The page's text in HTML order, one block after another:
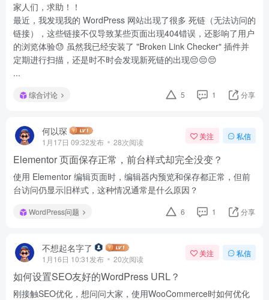
家人们，求助！！
最近，我发现我的 WordPress 网站出现了很多 死链（无法访问的
链接），这些链接不仅导致某些页面出现404错误，还影响了用户
的浏览体验😓 虽然我已经安装了 "Broken Link Checker" 插件并
定期进行扫描，还是时不时会发现新死链的出现😔😔😔
...
综合讨论 5 1 分享
何以琛
1月17日 09:32发布 28次阅读
关注 私信
Elementor 页面保存正常，前台样式却完全没变？
使用 Elementor 编辑页面时，编辑器内预览和保存都正常，但前
台访问仍显示旧样式，这种情况通常是什么原因？
WordPress问题 6 1 分享
不想起名字了
1月16日 10:31发布 20次阅读
关注 私信
如何设置SEO友好的WordPress URL？
刚接触SEO优化，想问问大家，使用WooCommerce时如何优化